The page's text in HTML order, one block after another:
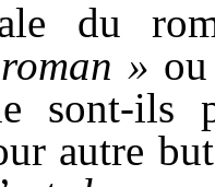
du
»
sont-ils
autre